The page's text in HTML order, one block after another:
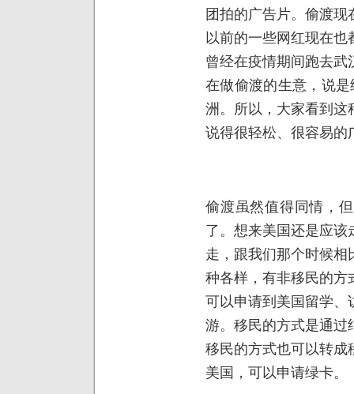
团拍的广告片。偷渡
以前的一些网红现在
曾经在疫情期间跑去
在做偷渡的生意，说
洲。所以，大家看到这
说得很轻松、很容易的
偷渡虽然值得同情，
了。想来美国还是应
走，跟我们那个时候
种各样，有非移民的方
可以申请到美国留学、
游。移民的方式是通过
移民的方式也可以转成
美国，可以申请绿卡。